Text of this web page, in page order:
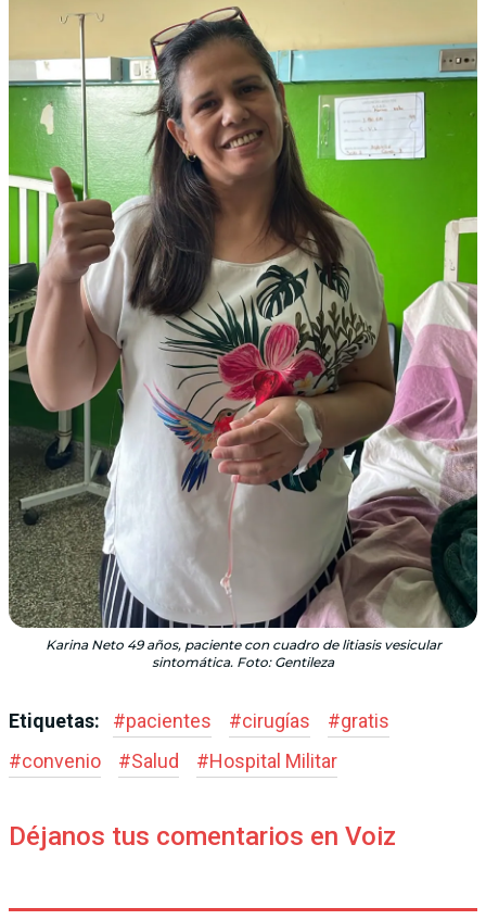
Karina Neto 49 años, paciente con cuadro de litiasis vesicular
sintomática. Foto: Gentileza
Etiquetas: #pacientes #cirugías #gratis
#convenio #Salud #Hospital Militar
Déjanos tus comentarios en Voiz